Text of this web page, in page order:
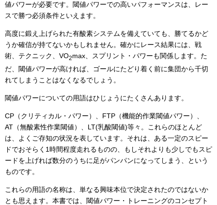
値パワーが必要です。閾値パワーでの高いパフォーマンスは、レー
スで勝つ必須条件といえます。
高度に鍛え上げられた有酸素システムを備えていても、勝てるかど
うか確信が持てないかもしれません。確かにレース結果には、戦
術、テクニック、VO2max、スプリント・パワーも関係します。た
だ、閾値パワーが高ければ、ゴールにたどり着く前に集団から千切
れてしまうことはなくなるでしょう。
閾値パワーについての用語はひじょうにたくさんあります。
CP（クリティカル・パワー）、FTP（機能的作業閾値パワー）、
AT（無酸素性作業閾値）、LT(乳酸閾値)等々。これらのほとんど
は、よくご存知の状況を表しています。それは、ある一定のスピー
ドでおそらく1時間程度走れるものの、もしそれよりも少しでもスピ
ードを上げれば数分のうちに足がパンパンになってしまう、という
ものです。
これらの用語の名称は、単なる興味本位で決定されたのではないか
とも思えます。本書では、閾値パワー・トレーニングのコンセプト